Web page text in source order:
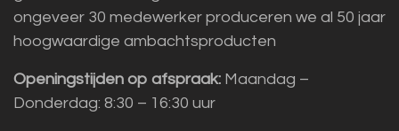
ongeveer 30 medewerker produceren we al 50 jaar
hoogwaardige ambachtsproducten
Openingstijden op afspraak: Maandag –
Donderdag: 8:30 – 16:30 uur